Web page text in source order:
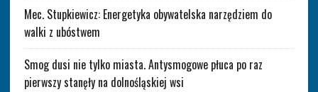
Mec. Stupkiewicz: Energetyka obywatelska narzędziem do
walki z ubóstwem
Smog dusi nie tylko miasta. Antysmogowe płuca po raz
pierwszy stanęły na dolnośląskiej wsi